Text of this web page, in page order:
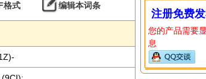
格式 编辑本词条
注册免费
您的产品需要
息